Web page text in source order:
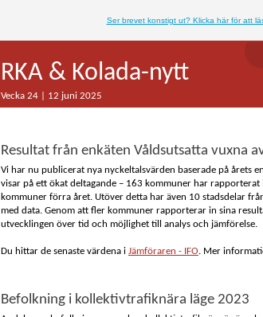
Ser brevet konstigt ut? Klicka här för att
RKA & Kolada-nytt
Vecka 24 | 12 juni 2025
Resultat från enkäten Våldsutsatta vuxna
Vi har nu publicerat nya nyckeltalsvärden baserade på årets
visar på ett ökat deltagande – 163 kommuner har
kommuner förra året. Utöver detta har även 10 stadsdelar
med data. Genom att fler kommuner rapporterar in sina
utvecklingen över tid och möjlighet till analys och jämförelse.
Du hittar de senaste värdena i Jämföraren - IFO. Mer
Befolkning i kollektivtrafiknära läge 2023